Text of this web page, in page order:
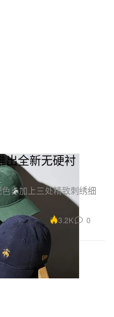
出全新无硬衬
，加上三处精致刺绣细
3.2K 0